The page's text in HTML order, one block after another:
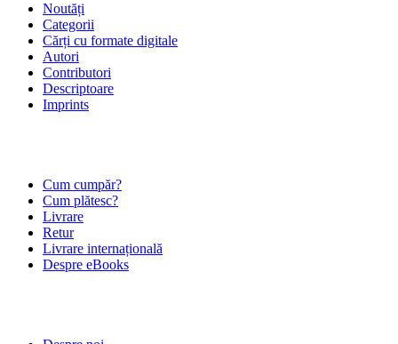
Noutăți
Categorii
Cărți cu formate digitale
Autori
Contributori
Descriptoare
Imprints
Cum cumpăr?
Cum plătesc?
Livrare
Retur
Livrare internațională
Despre eBooks